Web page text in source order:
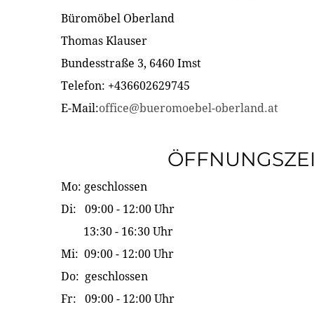
Büromöbel Oberland
Thomas Klauser
Bundesstraße 3, 6460 Imst
Telefon: +436602629745
E-Mail:office@bueromoebel-oberland.at
Mo: geschlossen
Di: 09:00 - 12:00 Uhr
13:30 - 16:30 Uhr
Mi: 09:00 - 12:00 Uhr
Do: geschlossen
Fr: 09:00 - 12:00 Uhr